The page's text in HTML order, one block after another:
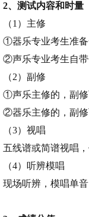
2、测试内容和时量
（1）主修
①器乐专业考生准备
②声乐专业考生自带
（2）副修
①声乐主修的，副修
②器乐主修的，副修
（3）视唱
五线谱或简谱视唱
（4）听辨模唱
现场听辨，模唱单